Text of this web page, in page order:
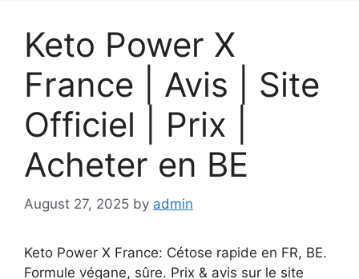
Keto Power X
France | Avis | Site
Officiel | Prix |
Acheter en BE
August 27, 2025 by admin
Keto Power X France: Cétose rapide en FR, BE.
Formule végane, sûre. Prix & avis sur le site